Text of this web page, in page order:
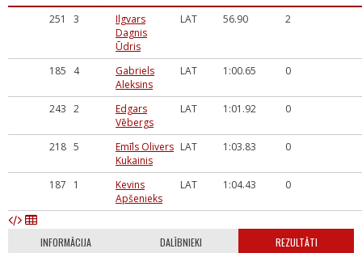
251 3
Ilgvars
Dagnis
Ūdris
LAT 56.90 2
185 4
Gabriels
Aleksins
LAT 1:00.65 0
243 2
Edgars
Vēbergs
LAT 1:01.92 0
218 5
Emīls Olivers
Kukainis
LAT 1:03.83 0
187 1
Kevins
Apšenieks
LAT 1:04.43 0
INFORMĀCIJA DALĪBNIEKI REZULTĀTI